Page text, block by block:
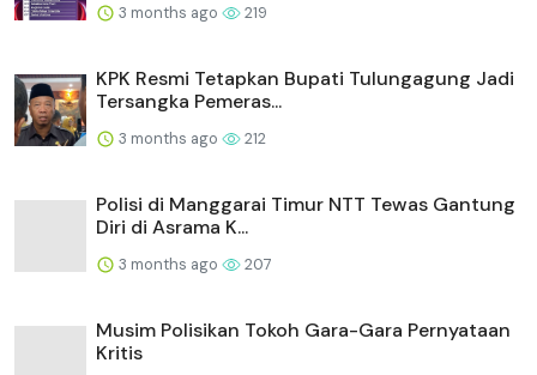
3 months ago 219
KPK Resmi Tetapkan Bupati Tulungagung Jadi
Tersangka Pemeras...
3 months ago 212
Polisi di Manggarai Timur NTT Tewas Gantung
Diri di Asrama K...
3 months ago 207
Musim Polisikan Tokoh Gara-Gara Pernyataan
Kritis